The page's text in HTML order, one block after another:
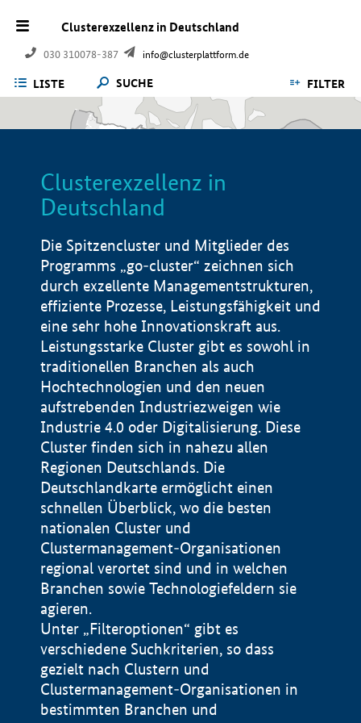
Clusterexzellenz in Deutschland
030 310078-387 info@clusterplattform.de
LISTE SUCHE FILTER
Clusterexzellenz in
Deutschland
Die Spitzencluster und Mitglieder des
Programms „go-cluster“ zeichnen sich
durch exzellente Managementstrukturen,
effiziente Prozesse, Leistungsfähigkeit und
eine sehr hohe Innovationskraft aus.
Leistungsstarke Cluster gibt es sowohl in
traditionellen Branchen als auch
Hochtechnologien und den neuen
aufstrebenden Industriezweigen wie
Industrie 4.0 oder Digitalisierung. Diese
Cluster finden sich in nahezu allen
Regionen Deutschlands. Die
Deutschlandkarte ermöglicht einen
schnellen Überblick, wo die besten
nationalen Cluster und
Clustermanagement-Organisationen
regional verortet sind und in welchen
Branchen sowie Technologiefeldern sie
agieren.
Unter „Filteroptionen“ gibt es
verschiedene Suchkriterien, so dass
gezielt nach Clustern und
Clustermanagement-Organisationen in
bestimmten Branchen und
Impressum
Datenschutzerklärung
BMWE, 2026 ©
100 km © Geobasis-DE / BKG 2015